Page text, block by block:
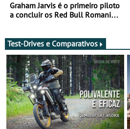
Graham Jarvis é o primeiro piloto
a concluir os Red Bull Romaniacs
Test-Drives e Comparativos